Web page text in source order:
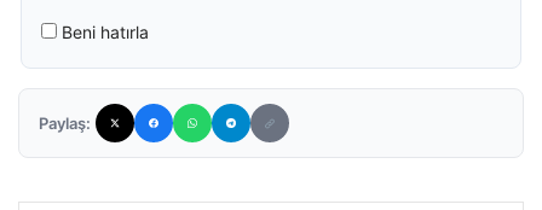
Beni hatırla
Paylaş: